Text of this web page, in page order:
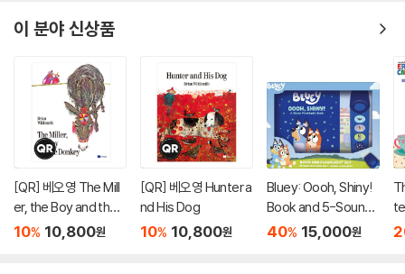
이 분야 신상품
[QR] 베오영 The Mill
er, the Boy and the
Donkey
10% 10,800원
[QR] 베오영 Hunter a
nd His Dog
10% 10,800원
Bluey: Oooh, Shiny!
Book and 5-Sound
Flashlight Set [With
40% 15,000원